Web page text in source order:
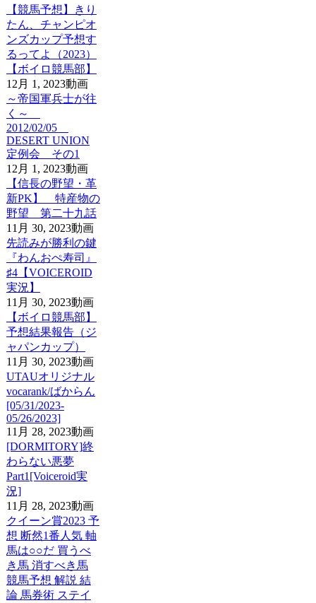
【競馬予想】きり
たん、チャンピオ
ンズカップ予想す
るってよ（2023）
【ボイロ競馬部】
12月 1, 2023動画
～帝国軍兵士が往
く～
2012/02/05
DESERT UNION
定例会 その1
12月 1, 2023動画
【信長の野望・革
新PK】 特産物の
野望 第二十九話
11月 30, 2023動画
先読みが勝利の鍵
『わんおぺ寿司』
♯4【VOICEROID
実況】
11月 30, 2023動画
【ボイロ競馬部】
予想結果報告（ジ
ャパンカップ）
11月 30, 2023動画
UTAUオリジナル
vocarank/ばからん
[05/31/2023-
05/26/2023]
11月 28, 2023動画
[DORMITORY]終
わらない悪夢
Part1[Voiceroid実
況]
11月 28, 2023動画
クイーン賞2023 予
想 断然1番人気 軸
馬は○○だ 買うべ
き馬 消すべき馬
競馬予想 解説 結
論 馬券術 ステイ